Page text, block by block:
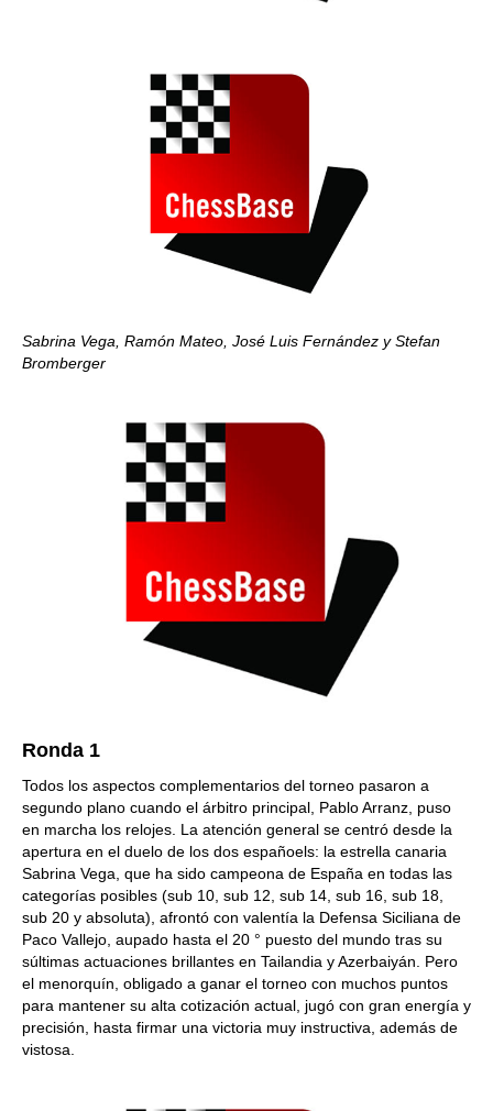
Sabrina Vega, Ramón Mateo, José Luis Fernández y Stefan
Bromberger
Ronda 1
Todos los aspectos complementarios del torneo pasaron a
segundo plano cuando el árbitro principal, Pablo Arranz, puso
en marcha los relojes. La atención general se centró desde la
apertura en el duelo de los dos españoels: la estrella canaria
Sabrina Vega, que ha sido campeona de España en todas las
categorías posibles (sub 10, sub 12, sub 14, sub 16, sub 18,
sub 20 y absoluta), afrontó con valentía la Defensa Siciliana de
Paco Vallejo, aupado hasta el 20 ° puesto del mundo tras su
súltimas actuaciones brillantes en Tailandia y Azerbaiyán. Pero
el menorquín, obligado a ganar el torneo con muchos puntos
para mantener su alta cotización actual, jugó con gran energía y
precisión, hasta firmar una victoria muy instructiva, además de
vistosa.